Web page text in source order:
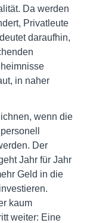
Da werden
Privatleute
daraufhin,
in naher
wenn die
Der
Jahr für Jahr
Geld in die
kaum
weiter: Eine